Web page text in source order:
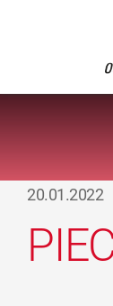
20.01.2022